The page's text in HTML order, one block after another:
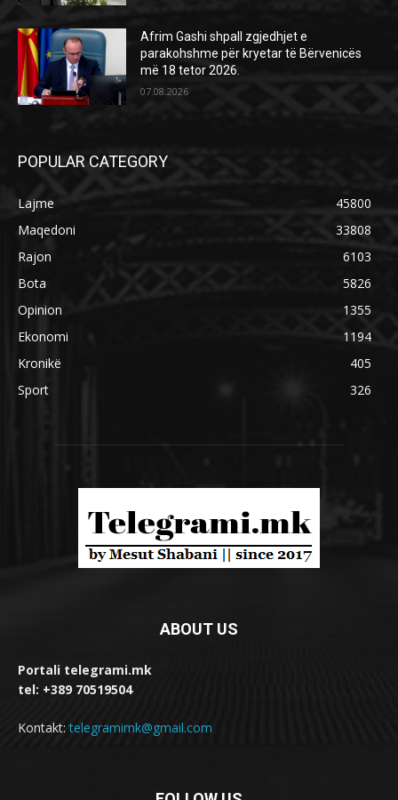
Afrim Gashi shpall zgjedhjet e
parakohshme për kryetar të Bërvenicës
më 18 tetor 2026.
07.08.2026
POPULAR CATEGORY
Lajme
45800
Maqedoni
33808
Rajon
6103
Bota
5826
Opinion
1355
Ekonomi
1194
Kronikë
405
Sport
326
ABOUT US
Portali telegrami.mk
tel: +389 70519504
Kontakt:telegramimk@gmail.com